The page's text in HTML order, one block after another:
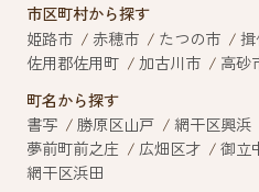
市区町村から探す
姫路市
赤穂市 たつの市
佐用郡佐用町
加古川市 高砂
町名から探す
書写
勝原区山戸 網干区興浜
夢前町前之庄
広畑区才 御立
網干区浜田